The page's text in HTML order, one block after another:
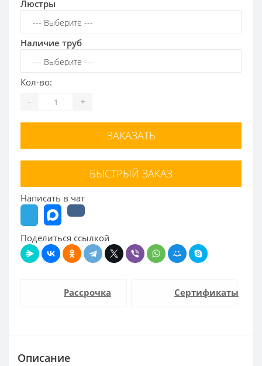
Люстры
Наличие труб
Кол-во:
- +
ЗАКАЗАТЬ
БЫСТРЫЙ ЗАКАЗ
Написать в чат
Поделиться ссылкой
Рассрочка Сертификаты
Описание